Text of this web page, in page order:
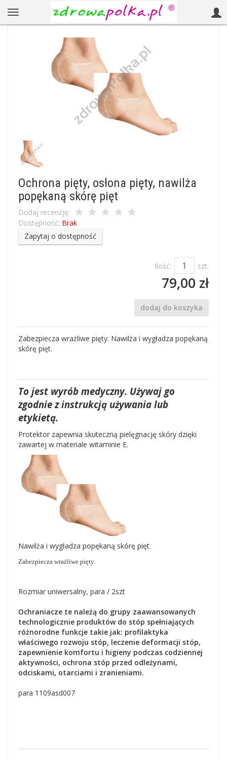
Ochrona pięty, osłona pięty, nawilża
popękaną skórę pięt
Dodaj recenzję:
Dostępność: Brak
Zapytaj o dostępność
Ilość: szt.
79,00 zł
dodaj do koszyka
Zabezpiecza wrażliwe pięty. Nawilża i wygładza popękaną
skórę pięt.
To jest wyrób medyczny. Używaj go
zgodnie z instrukcją używania lub
etykietą.
Protektor zapewnia skuteczną pielęgnację skóry dzięki
zawartej w materiale witaminie E.
Nawilża i wygładza popękaną skórę pięt.
Zabezpiecza wrażliwe pięty.
Rozmiar uniwersalny, para / 2szt
Ochraniacze te należą do grupy zaawansowanych
technologicznie produktów do stóp spełniających
różnorodne funkcje takie jak: profilaktyka
właściwego rozwoju stóp, leczenie deformacji stóp,
zapewnienie komfortu i higieny podczas codziennej
aktywności, ochrona stóp przed odleżynami,
odciskami, otarciami i zranieniami.
para 1109asd007